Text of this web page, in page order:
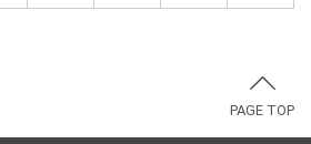
PAGE TOP